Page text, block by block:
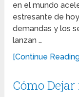
en el mundo
estresante de
demandas y los
lanzan …
[Continue
Cómo